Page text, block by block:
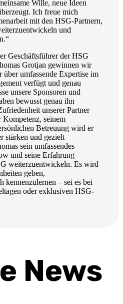
Wille, neue Ideen
Ich freue mich
mit den HSG-Partnern,
und
Geschäftsführer der HSG
Grotjan gewinnen wir
über umfassende Expertise im
verfügt und genau
unsere Sponsoren und
bewusst genau ihn
unserer Partner
seinem
Betreuung wird er
stärken und gezielt
sein umfassendes
und seine Erfahrung
weiterzuentwickeln. Es wird
geben,
kennenzulernen – sei es bei
oder exklusiven HSG-
News